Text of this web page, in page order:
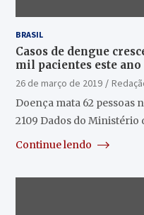
BRASIL
Casos de dengue
mil pacientes este ano
26 de março de 2019
Doença mata 62 pessoas
2109 Dados do Ministério
Continue lendo